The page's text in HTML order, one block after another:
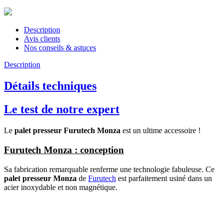
Description
Avis clients
Nos conseils & astuces
Description
Détails techniques
Le test de notre expert
Le palet presseur Furutech Monza est un ultime accessoire !
Furutech Monza : conception
Sa fabrication remarquable renferme une technologie fabuleuse. Ce
palet presseur Monza de Furutech est parfaitement usiné dans un
acier inoxydable et non magnétique.